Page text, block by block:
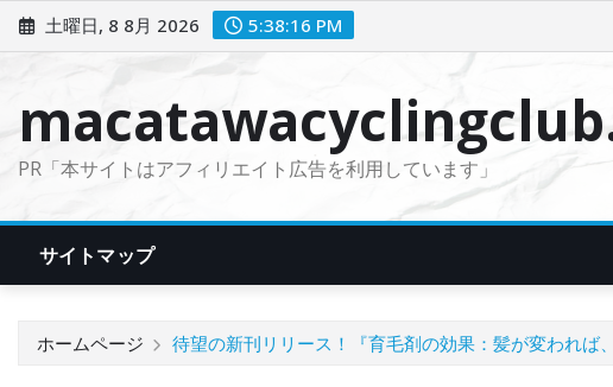
ン
土曜日, 8 8月 2026 5:38:17 PM
PR「本サイトはアフィリエイト広告を利用しています」
サイトマップ
ホームページ 待望の新刊リリース！『育毛剤の効果：髪が変われば